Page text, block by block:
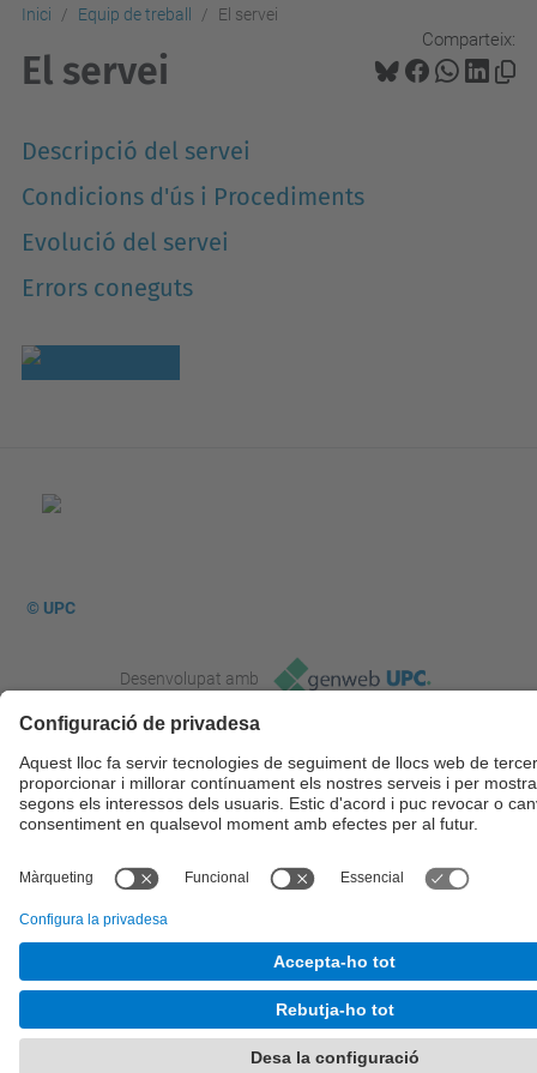
Inici Equip de treball El servei
Comparteix:
El servei
Descripció del servei
Condicions d'ús i Procediments
Evolució del servei
Errors coneguts
© UPC
Desenvolupat amb
Mapa del lloc
Avís legal
Configuració de privadesa